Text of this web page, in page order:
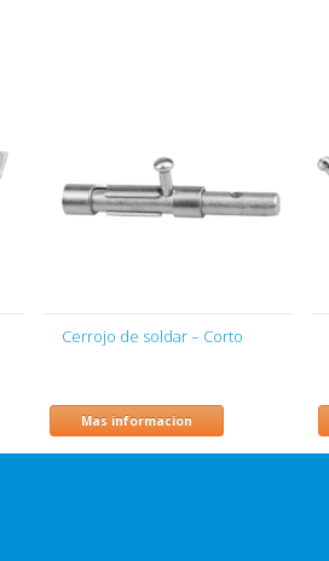
Cerrojo de soldar – Corto
Mas informacion